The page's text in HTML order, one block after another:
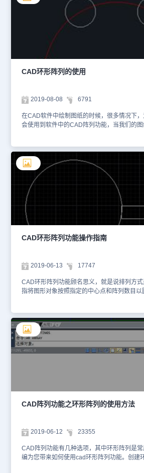
分别输入需要阵列的行数和列数（上图中4行5
图中行距100，列距150)，阵列角度0 注：如
以在行偏移和列偏移中输入负值以改变阵列
出来，如图： 2、环形阵列（以阵列一个圆为例） ①点击下图中的
“选择对象”，对话框暂时消失，选取需要阵列
弹出 ②分别输入阵列个数8，和阵列范围
点， ③预览，确定，结果出来，如图： 以上就是在CAD软件中，当
我们需要将图纸中的图形对象按照环形进行排
用软件中的CAD环形阵列的功能，可以快速帮
巧，可关注浩辰CAD官网进行查看。
CAD环形阵列的使用
2019-08-08 6791
在CAD软件中绘制图纸的时候，很多情况下
会使用到软件中的CAD阵列功能，当我们的
在菜单中找到阵列功能，点击，然后按照软
列的操作。 以上就是在CAD绘图软件中，当我们图纸中的图形，需
要按照环形排列的时候，我们可以使用软件中
今天就介绍这么多了。安装浩辰CAD软件试试
巧，可关注浩辰CAD官网进行查看。
CAD环形阵列功能操作指南
2019-06-13 17747
CAD环形阵列功能顾名思义，就是说排列方
指将图形对象按照指定的中心点和阵列数目
绘制如下图所示的圆形和矩形。 执行【修改
开的对话框中选择环形阵列单选按钮。单击
绘图区捕捉圆形的圆心，作为阵列的中心点。
框，在项目总数文本框中设置阵列数目为12
即可。 单击选择对象按钮返回绘图区，选择
在其中包括项目总数和填充角度、项目总数
度和项目间的角度三种阵列模式，大家可以根
舍。 【项目总数】：输入环形阵列的数量。
度】：用于设置阵列对象间的角度。【复制时
环形阵列对象时，对象本身是否绕其基点旋转
钮即可展开对象基点选项组，用户可以直接
象本身的旋转基点。以上就是环形阵列功能的
CAD阵列功能之环形阵列的使用方法
2019-06-12 23355
CAD阵列功能有几种选项，其中环形阵列是
编为您带来如何使用cad环形阵列功能。创建